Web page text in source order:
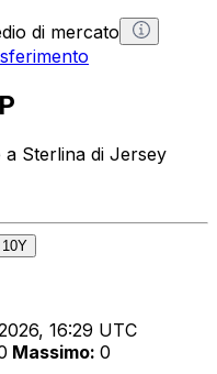
di mercato
Sterlina di Jersey
10Y
16:29 UTC
Massimo: 0